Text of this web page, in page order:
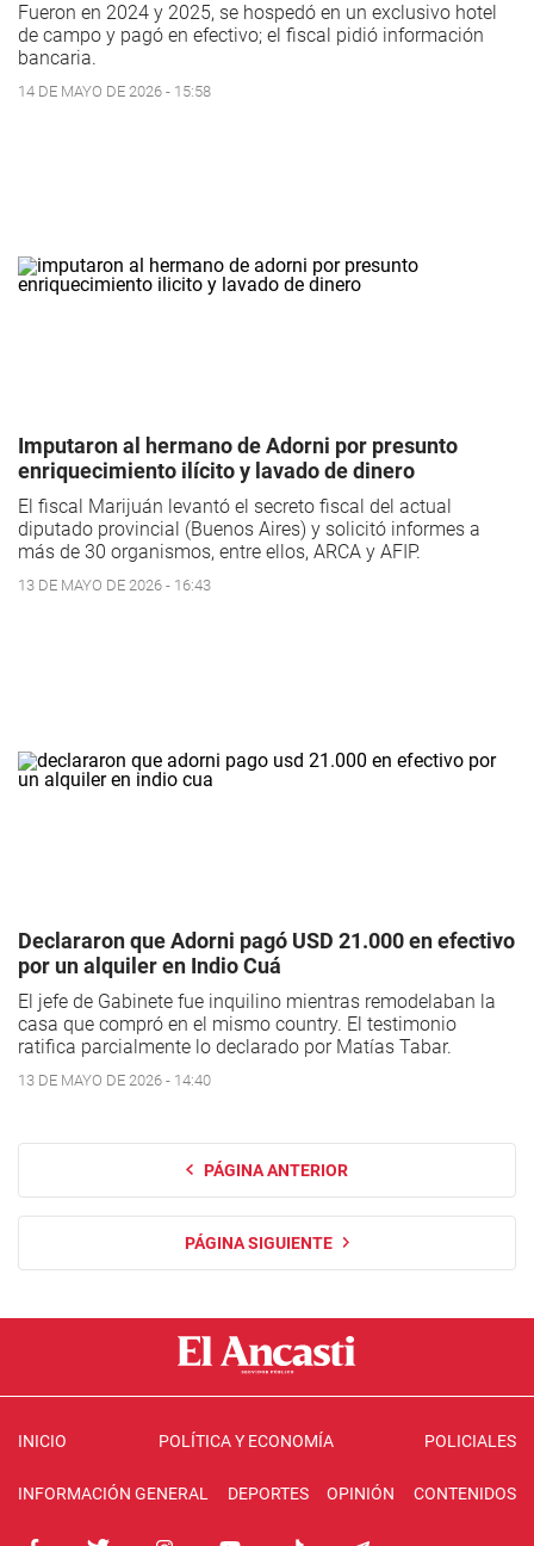
Fueron en 2024 y 2025, se hospedó en un exclusivo hotel
de campo y pagó en efectivo; el fiscal pidió información
bancaria.
14 DE MAYO DE 2026 - 15:58
Imputaron al hermano de Adorni por presunto
enriquecimiento ilícito y lavado de dinero
El fiscal Marijuán levantó el secreto fiscal del actual
diputado provincial (Buenos Aires) y solicitó informes a
más de 30 organismos, entre ellos, ARCA y AFIP.
13 DE MAYO DE 2026 - 16:43
Declararon que Adorni pagó USD 21.000 en efectivo
por un alquiler en Indio Cuá
El jefe de Gabinete fue inquilino mientras remodelaban la
casa que compró en el mismo country. El testimonio
ratifica parcialmente lo declarado por Matías Tabar.
13 DE MAYO DE 2026 - 14:40
PÁGINA ANTERIOR
PÁGINA SIGUIENTE
INICIO POLÍTICA Y ECONOMÍA POLICIALES
INFORMACIÓN GENERAL DEPORTES OPINIÓN CONTENIDOS